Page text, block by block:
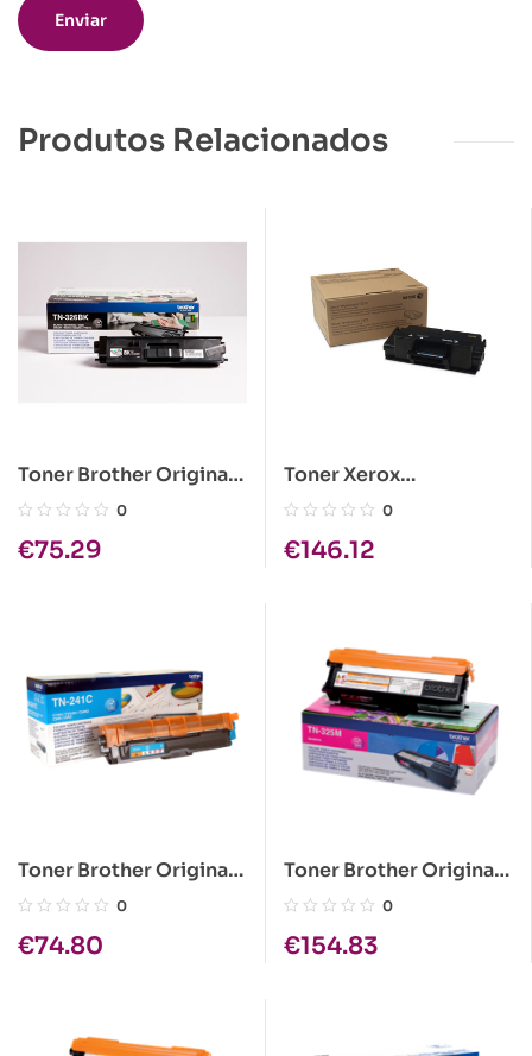
Produtos Relacionados
Toner Brother Original
TN-326BK Preto
0
€75.29
Toner Xerox
Workcentre 3315 / 3325
106R02311
0
€146.12
Toner Brother Original
TN-241 C Azul
0
€74.80
Toner Brother Original
TN-325M Magenta
0
€154.83